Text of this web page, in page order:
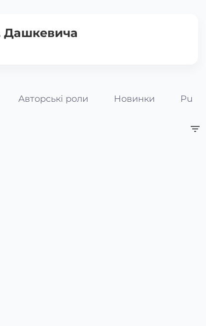
Дашкевича
Авторські роли Новинки